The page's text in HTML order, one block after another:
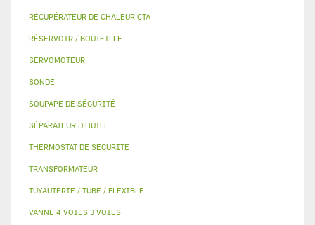
RÉCUPÉRATEUR DE CHALEUR CTA
RÉSERVOIR / BOUTEILLE
SERVOMOTEUR
SONDE
SOUPAPE DE SÉCURITÉ
SÉPARATEUR D'HUILE
THERMOSTAT DE SECURITE
TRANSFORMATEUR
TUYAUTERIE / TUBE / FLEXIBLE
VANNE 4 VOIES 3 VOIES